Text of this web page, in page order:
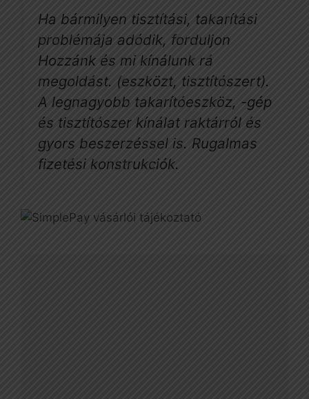
Ha bármilyen tisztítási, takarítási
problémája adódik, forduljon
Hozzánk és mi kínálunk rá
megoldást. (eszközt, tisztítószert).
A legnagyobb takarítóeszköz, -gép
és tisztítószer kínálat raktárról és
gyors beszerzéssel is. Rugalmas
fizetési konstrukciók.